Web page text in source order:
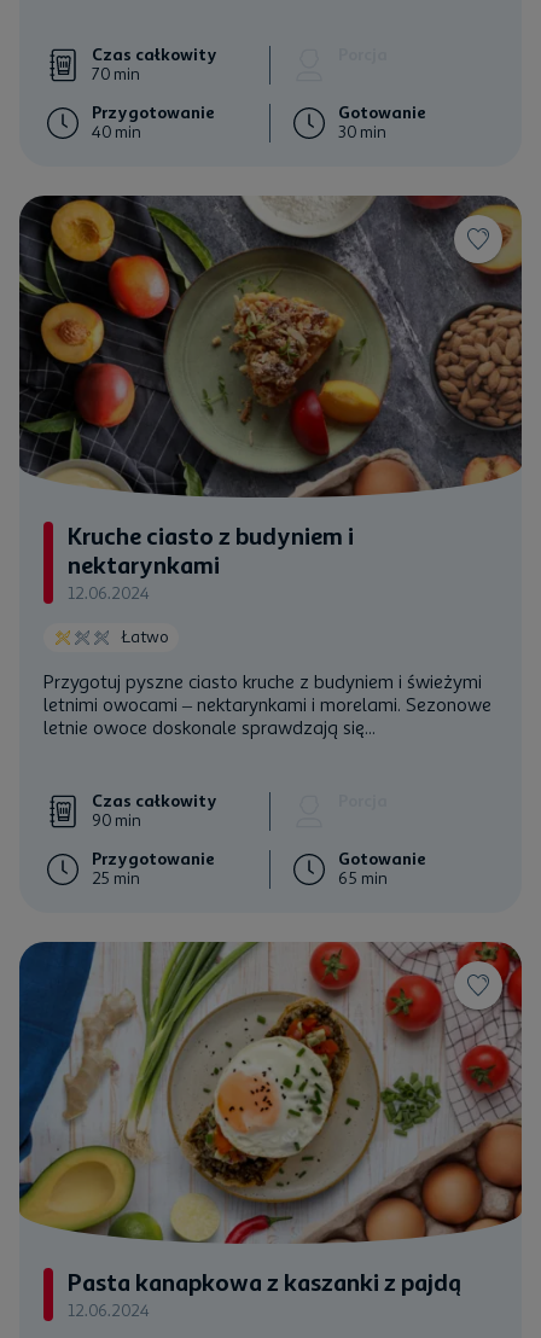
Czas całkowity
70 min
Przygotowanie
40 min
Gotowanie
30 min
Kruche ciasto z budyniem i
nektarynkami
12.06.2024
Łatwo
Przygotuj pyszne ciasto kruche z budyniem i świeżymi
letnimi owocami – nektarynkami i morelami. Sezonowe
letnie owoce doskonale sprawdzają się...
Czas całkowity
90 min
Przygotowanie
25 min
Gotowanie
65 min
Pasta kanapkowa z kaszanki z pajdą
12.06.2024